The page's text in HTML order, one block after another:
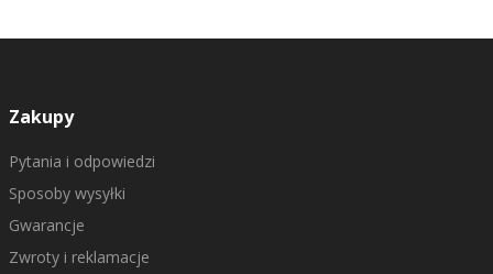
Zakupy
Pytania i odpowiedzi
Sposoby wysyłki
Gwarancje
Zwroty i reklamacje